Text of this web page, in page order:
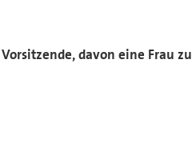
davon eine Frau zu